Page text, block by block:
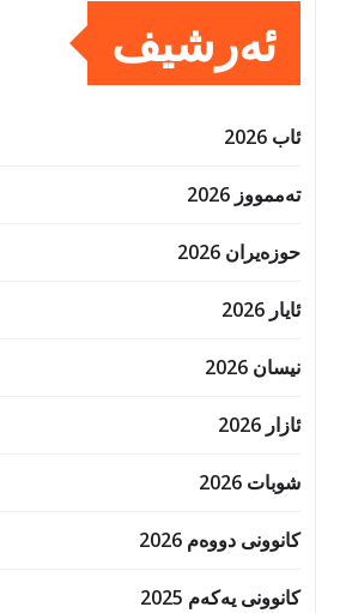
ئەرشیف
ئاب 2026
تەممووز 2026
حوزه‌یران 2026
ئایار 2026
نیسان 2026
ئازار 2026
شوبات 2026
کانوونی دووەم 2026
کانوونی یەکەم 2025